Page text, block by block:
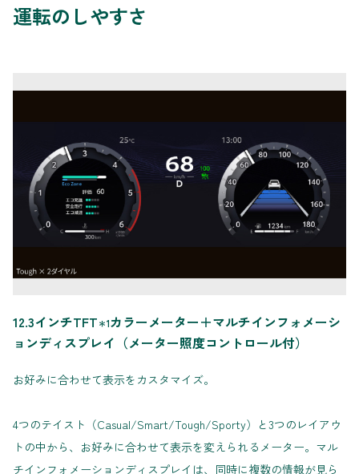
運転のしやすさ
12.3インチTFT＊1カラーメーター＋マルチインフォメーシ
ョンディスプレイ（メーター照度コントロール付）
お好みに合わせて表示をカスタマイズ。
4つのテイスト（Casual/Smart/Tough/Sporty）と3つのレイアウ
トの中から、お好みに合わせて表示を変えられるメーター。マル
チインフォメーションディスプレイは、同時に複数の情報が見ら